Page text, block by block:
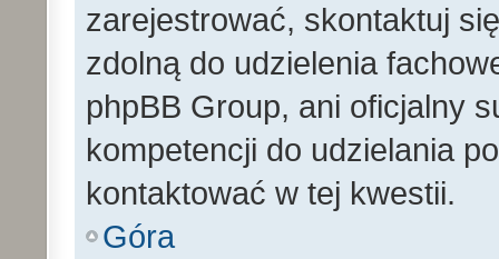
zarejestrować, skontaktuj
zdolną do udzielenia
phpBB Group, ani oficjalny
kompetencji do udzielania
kontaktować w tej kwestii.
Góra